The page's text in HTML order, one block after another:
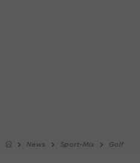
News Sport-Mix Golf